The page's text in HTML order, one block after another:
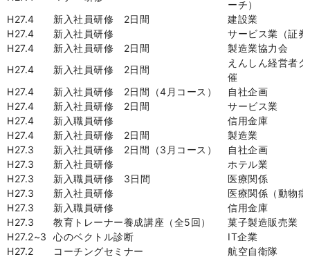
ーチ）
H27.4
新入社員研修 2日間
建設業
H27.4
新入社員研修
サービス業（証
H27.4
新入社員研修 2日間
製造業協力会
H27.4
新入社員研修 2日間
えんしん経営者
催
H27.4
新入社員研修 2日間（4 月コース）
自社企画
H27.4
新入社員研修 2日間
サービス業
H27.4
新入職員研修
信用金庫
H27.4
新入社員研修 2日間
製造業
H27.3
新入社員研修 2日間（3 月コース）
自社企画
H27.3
新入社員研修
ホテル業
H27.3
新入職員研修 3日間
医療関係
H27.3
新入社員研修
医療関係（動物
H27.3
新入職員研修
信用金庫
H27.3
教育トレーナー養成講座（全5回）
菓子製造販売業
H27.2~3
心のベクトル診断 IT企業
H27.2
コーチングセミナー
航空自衛隊